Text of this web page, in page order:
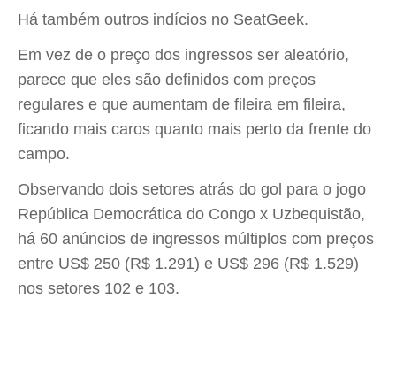
Há também outros indícios no SeatGeek.
Em vez de o preço dos ingressos ser aleatório,
parece que eles são definidos com preços
regulares e que aumentam de fileira em fileira,
ficando mais caros quanto mais perto da frente do
campo.
Observando dois setores atrás do gol para o jogo
República Democrática do Congo x Uzbequistão,
há 60 anúncios de ingressos múltiplos com preços
entre US$ 250 (R$ 1.291) e US$ 296 (R$ 1.529)
nos setores 102 e 103.